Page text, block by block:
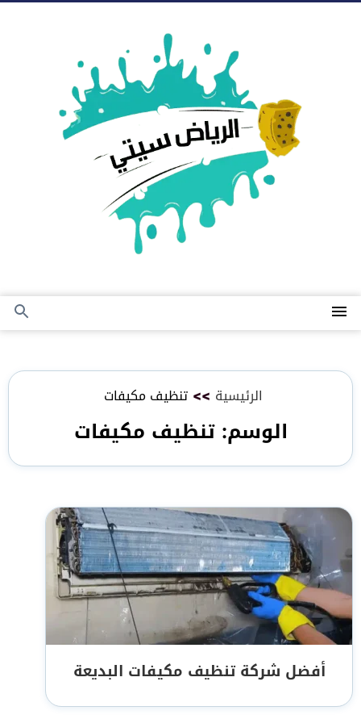
القائمة
بحث
الرئيسية >> تنظيف مكيفات
الوسم:تنظيف مكيفات
أفضل شركة تنظيف مكيفات البديعة